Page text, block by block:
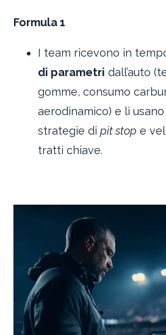
Formula 1
I team ricevono in
di parametri dall’auto
gomme, consumo
aerodinamico) e li
strategie dipit stop e
tratti chiave.